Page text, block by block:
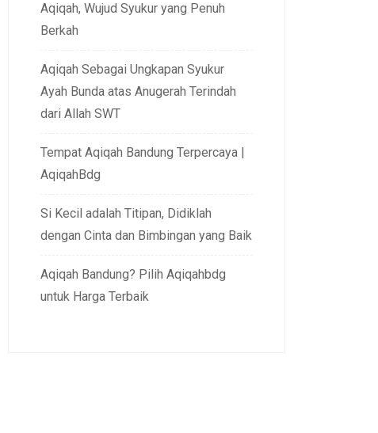
Aqiqah, Wujud Syukur yang Penuh
Berkah
Aqiqah Sebagai Ungkapan Syukur
Ayah Bunda atas Anugerah Terindah
dari Allah SWT
Tempat Aqiqah Bandung Terpercaya |
AqiqahBdg
Si Kecil adalah Titipan, Didiklah
dengan Cinta dan Bimbingan yang Baik
Aqiqah Bandung? Pilih Aqiqahbdg
untuk Harga Terbaik